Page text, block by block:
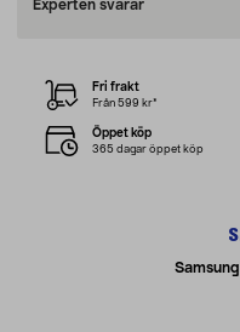
Experten svarar
Samsung
Fri frakt
Från 599 kr*
Öppet köp
365 dagar öppet köp